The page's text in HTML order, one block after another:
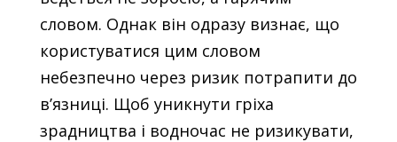
словом. Однак він одразу визнає, що
користуватися цим словом
небезпечно через ризик потрапити до
в’язниці. Щоб уникнути гріха
зрадництва і водночас не ризикувати,